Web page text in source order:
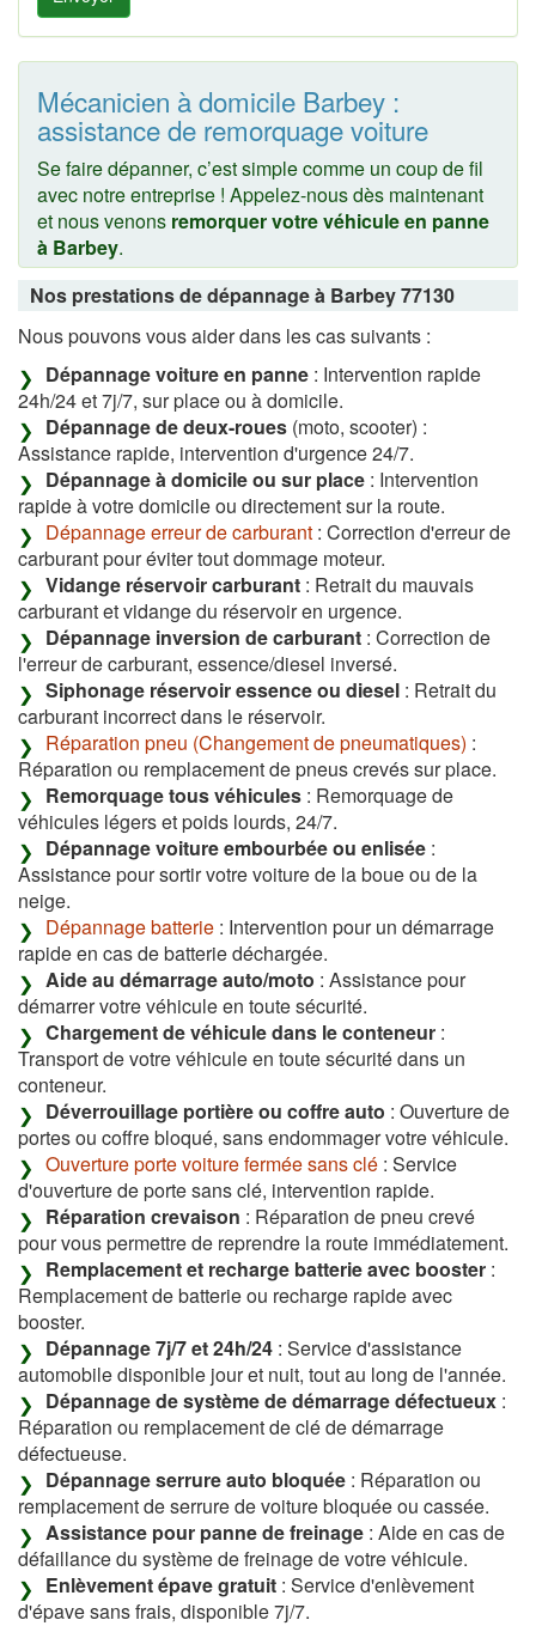
Mécanicien à domicile Barbey :
assistance de remorquage voiture
Se faire dépanner, c’est simple comme un coup de fil
avec notre entreprise ! Appelez-nous dès maintenant
et nous venons remorquer votre véhicule en panne
à Barbey.
Nos prestations de dépannage à Barbey 77130
Nous pouvons vous aider dans les cas suivants :
Dépannage voiture en panne : Intervention rapide
24h/24 et 7j/7, sur place ou à domicile.
Dépannage de deux-roues (moto, scooter) :
Assistance rapide, intervention d'urgence 24/7.
Dépannage à domicile ou sur place : Intervention
rapide à votre domicile ou directement sur la route.
Dépannage erreur de carburant : Correction d'erreur de
carburant pour éviter tout dommage moteur.
Vidange réservoir carburant : Retrait du mauvais
carburant et vidange du réservoir en urgence.
Dépannage inversion de carburant : Correction de
l'erreur de carburant, essence/diesel inversé.
Siphonage réservoir essence ou diesel : Retrait du
carburant incorrect dans le réservoir.
Réparation pneu (Changement de pneumatiques) :
Réparation ou remplacement de pneus crevés sur place.
Remorquage tous véhicules : Remorquage de
véhicules légers et poids lourds, 24/7.
Dépannage voiture embourbée ou enlisée :
Assistance pour sortir votre voiture de la boue ou de la
neige.
Dépannage batterie : Intervention pour un démarrage
rapide en cas de batterie déchargée.
Aide au démarrage auto/moto : Assistance pour
démarrer votre véhicule en toute sécurité.
Chargement de véhicule dans le conteneur :
Transport de votre véhicule en toute sécurité dans un
conteneur.
Déverrouillage portière ou coffre auto : Ouverture de
portes ou coffre bloqué, sans endommager votre véhicule.
Ouverture porte voiture fermée sans clé : Service
d'ouverture de porte sans clé, intervention rapide.
Réparation crevaison : Réparation de pneu crevé
pour vous permettre de reprendre la route immédiatement.
Remplacement et recharge batterie avec booster :
Remplacement de batterie ou recharge rapide avec
booster.
Dépannage 7j/7 et 24h/24 : Service d'assistance
automobile disponible jour et nuit, tout au long de l'année.
Dépannage de système de démarrage défectueux :
Réparation ou remplacement de clé de démarrage
défectueuse.
Dépannage serrure auto bloquée : Réparation ou
remplacement de serrure de voiture bloquée ou cassée.
Assistance pour panne de freinage : Aide en cas de
défaillance du système de freinage de votre véhicule.
Enlèvement épave gratuit : Service d'enlèvement
d'épave sans frais, disponible 7j/7.